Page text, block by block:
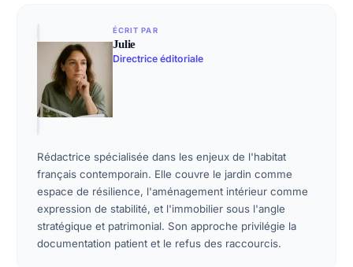
ÉCRIT PAR
Julie
Directrice éditoriale
Rédactrice spécialisée dans les enjeux de l'habitat
français contemporain. Elle couvre le jardin comme
espace de résilience, l'aménagement intérieur comme
expression de stabilité, et l'immobilier sous l'angle
stratégique et patrimonial. Son approche privilégie la
documentation patient et le refus des raccourcis.